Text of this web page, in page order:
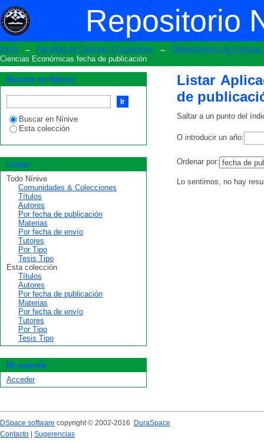
Repositorio
Listar Aplicaciones Informáticas-
Inicio → Facultad de Ciencias Económicas →
Departamento de
Ciencias Económicas fecha de publicación
Listar
de
Saltar a un punto del
O introducir un año:
Ordenar por:
Lo sentimos, no hay
Buscar en Nínive
Buscar en Nínive
Esta colección
Listar
Todo Nínive
Comunidades & Colecciones
Títulos
Autores
Por fecha de publicación
Materias
Por fecha de envío
Tutores
Por Tipo
Tesis Tipo
Esta colección
Títulos
Autores
Por fecha de publicación
Materias
Por fecha de envío
Tutores
Por Tipo
Tesis Tipo
Mi cuenta
Acceder
DSpace software copyright © 2002-2016
DuraSpace
Contacto
Sugerencias